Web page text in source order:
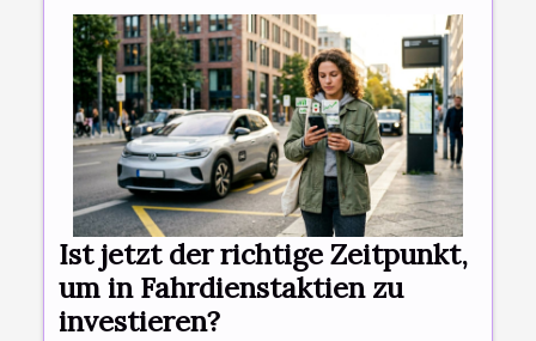
Ist jetzt der richtige Zeitpunkt,
um in Fahrdienstaktien zu
investieren?